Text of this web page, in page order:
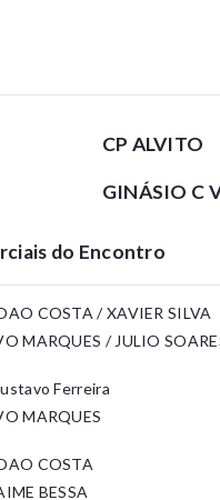
CP ALVITO
GINÁSIO C
do Encontro
COSTA / XAVIER SILVA
MARQUES / JULIO
Ferreira
MARQUES
COSTA
BESSA